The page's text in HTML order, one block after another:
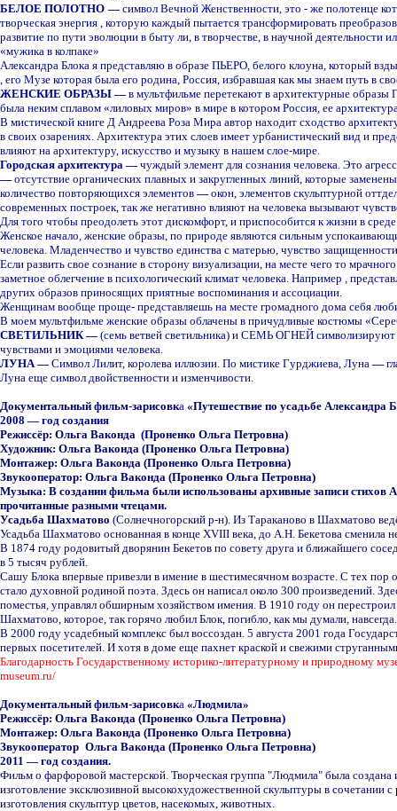
БЕЛОЕ ПОЛОТНО — символ Вечной Женственности, это - же полотенце
творческая энергия , которую каждый пытается трансформировать
развитие по пути эволюции в быту ли, в творчестве, в научной деятельности
«мужика в колпаке»
Александра Блока я представляю в образе ПЬЕРО, белого клоуна, который
, его Музе которая была его родина, Россия, избравшая как мы знаем путь в
ЖЕНСКИЕ ОБРАЗЫ — в мультфильме перетекают в архитектурные образы
была неким сплавом «лиловых миров» в мире в котором Россия, ее
В мистической книге Д Андреева Роза Мира автор находит сходство
в своих озарениях. Архитектура этих слоев имеет урбанистический вид и
влияют на архитектуру, искусство и музыку в нашем слое-мире.
Городская архитектура — чуждый элемент для сознания человека. Это
— отсутствие органических плавных и закругленных линий, которые
количество повторяющихся элементов — окон, элементов скульптурной
современных построек, так же негативно влияют на человека вызывают
Для того чтобы преодолеть этот дискомфорт, и приспособится к жизни в
Женское начало, женские образы, по природе являются сильным
человека. Младенчество и чувство единства с матерью, чувство
Если развить свое сознание в сторону визуализации, на месте чего то
заметное облегчение в психологический климат человека. Например ,
других образов приносящих приятные воспоминания и ассоциации.
Женщинам вообще проще- представляешь на месте громадного дома себя
В моем мультфильме женские образы облачены в причудливые костюмы
СВЕТИЛЬНИК — (семь ветвей светильника) и СЕМЬ ОГНЕЙ символизируют
чувствами и эмоциями человека.
ЛУНА — Символ Лилит, королева иллюзии. По мистике Гурджиева, Луна —
Луна еще символ двойственности и изменчивости.
Документальный фильм-зарисовка «Путешествие по усадьбе Александра
2008 — год создания
Режиссёр: Ольга Ваконда (Проненко Ольга Петровна)
Художник: Ольга Ваконда (Проненко Ольга Петровна)
Монтажер: Ольга Ваконда (Проненко Ольга Петровна)
Звукооператор: Ольга Ваконда (Проненко Ольга Петровна)
Музыка: В создании фильма были использованы архивные записи стихов
прочитанные разными чтецами.
Усадьба Шахматово (Солнечногорский р-н). Из Тараканово в Шахматово
Усадьба Шахматово основанная в конце XVIII века, до А.Н. Бекетова сменила
В 1874 году родовитый дворянин Бекетов по совету друга и ближайшего
в 5 тысяч рублей.
Сашу Блока впервые привезли в имение в шестимесячном возрасте. С тех
стало духовной родиной поэта. Здесь он написал около 300 произведений.
поместья, управлял обширным хозяйством имения. В 1910 году он
Шахматово, которое, так горячо любил Блок, погибло, как мы думали, навсегда.
В 2000 году усадебный комплекс был воссоздан. 5 августа 2001 года
первых посетителей. И хотя в доме еще пахнет краской и свежими
Благодарность Государственному историко-литературному и природному
museum.ru/
Документальный фильм-зарисовка «Людмила»
Режиссёр: Ольга Ваконда (Проненко Ольга Петровна)
Монтажер: Ольга Ваконда (Проненко Ольга Петровна)
Звукооператор Ольга Ваконда (Проненко Ольга Петровна)
2011 — год создания.
Фильм о фарфоровой мастерской. Творческая группа "Людмила" была
изготовление эксклюзивной высокохудожественной скульптуры в
изготовления скульптур цветов, насекомых, животных.